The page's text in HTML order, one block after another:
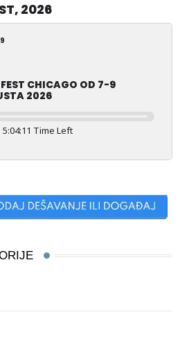
2026
FEST CHICAGO OD 7-9
2026
5:04:10 Time Left